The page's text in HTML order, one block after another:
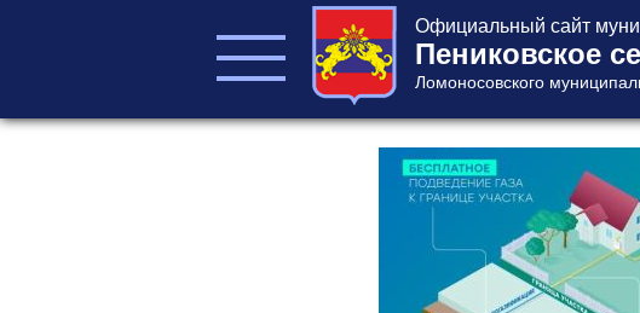
Официальный сайт
Пениковское
Ломоносовского